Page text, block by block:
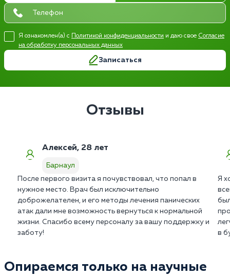
Я ознакомлен(а) с Политикой конфиденциальности и даю свое Согласие
на обработку персональных данных
Записаться
Отзывы
Алексей, 28 лет
Барнаул
После первого визита я почувствовал, что попал в
нужное место. Врач был исключительно
доброжелателен, и его методы лечения панических
атак дали мне возможность вернуться к нормальной
жизни. Спасибо всему персоналу за вашу поддержку и
заботу!
Я
в
Опираемся только на научные